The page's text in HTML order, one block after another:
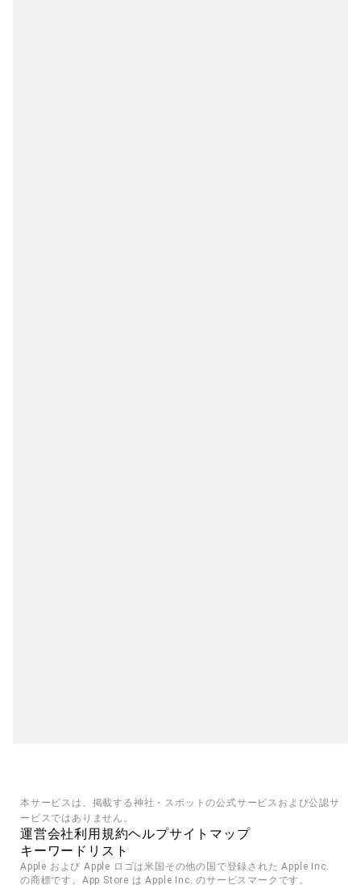
本サービスは、掲載する神社・スポットの公式サービスおよび公認サ
ービスではありません。
運営会社利用規約ヘルプサイトマップ
キーワードリスト
Apple および Apple ロゴは米国その他の国で登録された Apple Inc.
の商標です。App Store は Apple Inc. のサービスマークです。